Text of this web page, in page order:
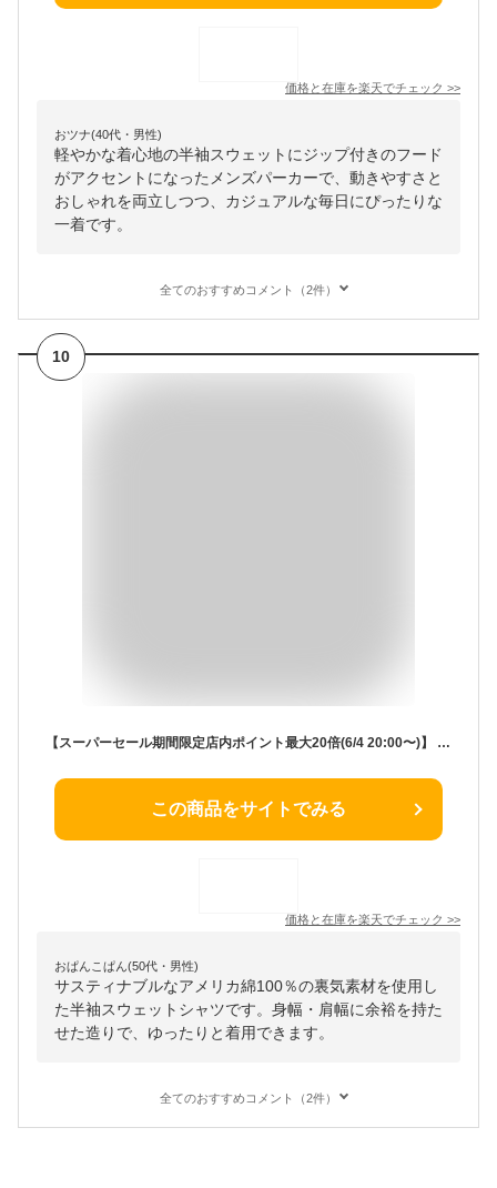
価格と在庫を楽天でチェック >>
おツナ(40代・男性)
軽やかな着心地の半袖スウェットにジップ付きのフード
がアクセントになったメンズパーカーで、動きやすさと
おしゃれを両立しつつ、カジュアルな毎日にぴったりな
一着です。
全てのおすすめコメント（2件）
10
【スーパーセール期間限定店内ポイント最大20倍(6/4 20:00〜)】 お買い得スペシャルプライス チャンピオン 半袖 ショートスリーブ クルーネック スウェットシャツ リバースウィーブ メンズ レディース C3-B002-810
この商品をサイトでみる
価格と在庫を楽天でチェック >>
おぱんこぱん(50代・男性)
サスティナブルなアメリカ綿100％の裏気素材を使用し
た半袖スウェットシャツです。身幅・肩幅に余裕を持た
せた造りで、ゆったりと着用できます。
全てのおすすめコメント（2件）